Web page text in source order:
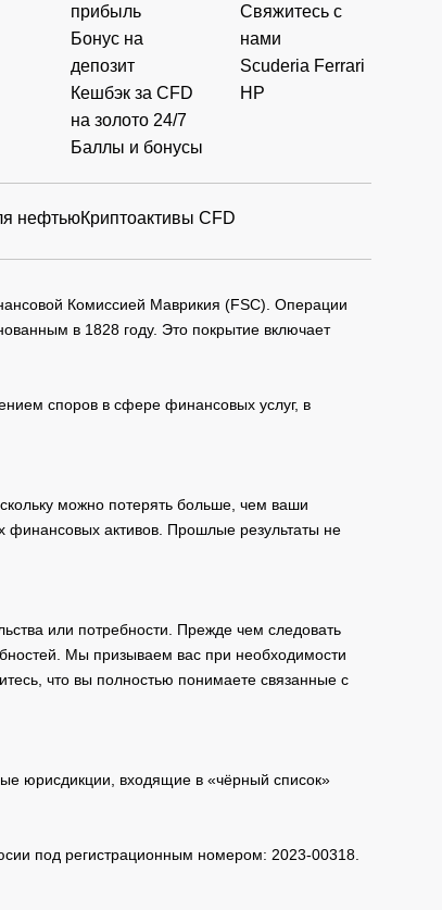
прибыль
Бонус на
депозит
Кешбэк за CFD
на золото 24/7
Баллы и бонусы
Свяжитесь с
нами
Scuderia Ferrari
HP
нефтьюКриптоактивы CFD
Комиссией Маврикия (FSC). Операции
в 1828 году. Это покрытие включает
споров в сфере финансовых услуг, в
можно потерять больше, чем ваши
финансовых активов. Прошлые результаты не
или потребности. Прежде чем следовать
Мы призываем вас при необходимости
что вы полностью понимаете связанные с
юрисдикции, входящие в «чёрный список»
под регистрационным номером: 2023-00318.